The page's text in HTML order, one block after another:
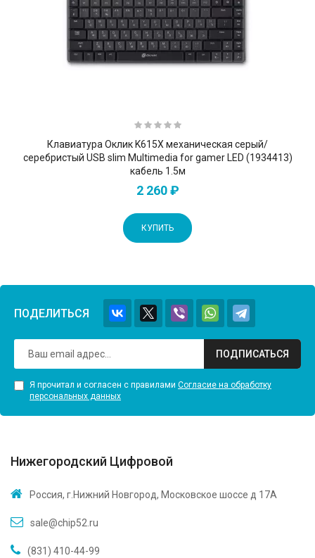
Клавиатура Оклик K615X механическая серый/
серебристый USB slim Multimedia for gamer LED (1934413)
кабель 1.5м
2 260 ₽
КУПИТЬ
ПОДЕЛИТЬСЯ
ПОДПИСАТЬСЯ
Я прочитал и согласен с правилами Согласие на обработку
персональных данных
Нижегородский Цифровой
Россия, г.Нижний Новгород, Московское шоссе д 17А
sale@chip52.ru
(831) 410-44-99